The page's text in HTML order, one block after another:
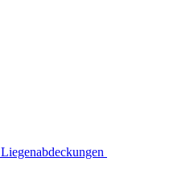
Liegenabdeckungen